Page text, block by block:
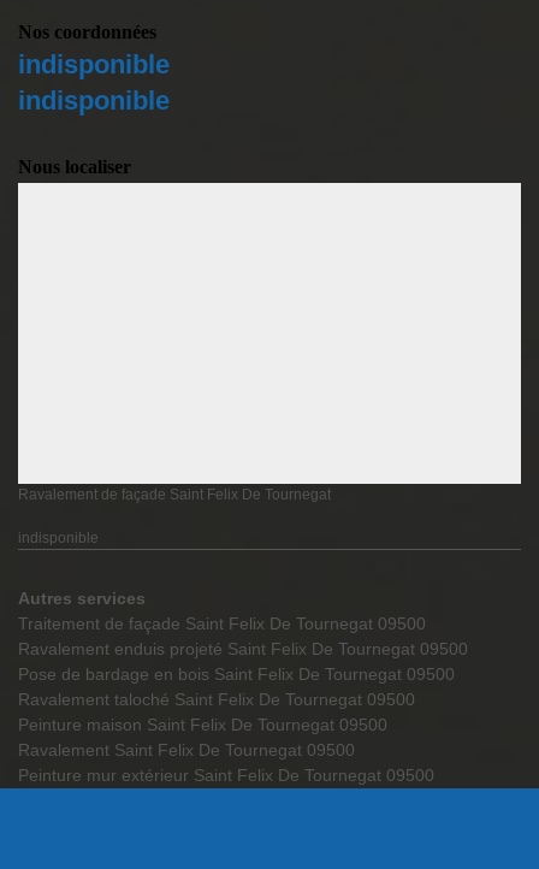
Nos coordonnées
indisponible
indisponible
Nous localiser
Ravalement de façade Saint Felix De Tournegat
indisponible
Autres services
Traitement de façade Saint Felix De Tournegat 09500
Ravalement enduis projeté Saint Felix De Tournegat 09500
Pose de bardage en bois Saint Felix De Tournegat 09500
Ravalement taloché Saint Felix De Tournegat 09500
Peinture maison Saint Felix De Tournegat 09500
Ravalement Saint Felix De Tournegat 09500
Peinture mur extérieur Saint Felix De Tournegat 09500